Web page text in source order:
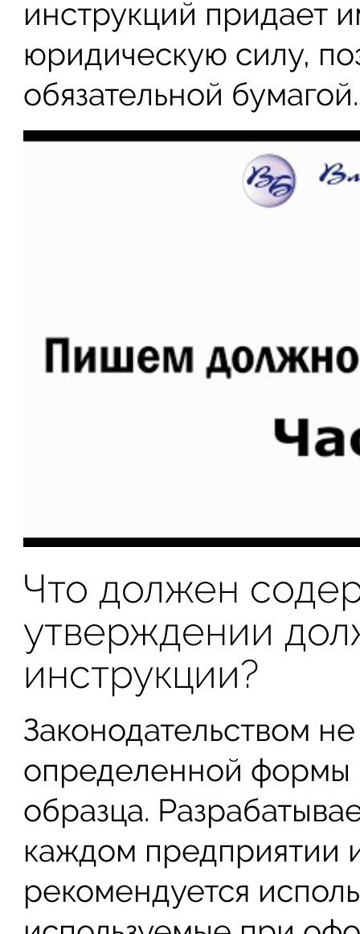
инструкций придает
юридическую силу,
обязательной бумагой.
Что должен
утверждении
инструкции?
Законодательством
определенной формы
образца.
каждом предприятии
рекомендуется